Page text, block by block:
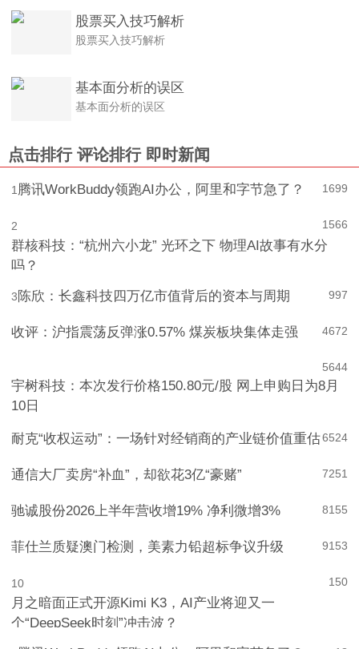
股票买入技巧解析
股票买入技巧解析
基本面分析的误区
基本面分析的误区
点击排行 评论排行 即时新闻
1699
1腾讯WorkBuddy领跑AI办公，阿里和字节急了？
1566
2
群核科技：“杭州六小龙” 光环之下 物理AI故事有水分
吗？
997
3陈欣：长鑫科技四万亿市值背后的资本与周期
672
4
收评：沪指震荡反弹涨0.57% 煤炭板块集体走强
644
5
宇树科技：本次发行价格150.80元/股 网上申购日为8月
10日
524
6
耐克“收权运动”：一场针对经销商的产业链价值重估
251
7
通信大厂卖房“补血”，却欲花3亿“豪赌”
155
8
驰诚股份2026上半年营收增19% 净利微增3%
153
9
菲仕兰质疑澳门检测，美素力铅超标争议升级
150
10
月之暗面正式开源Kimi K3，AI产业将迎又一
个“DeepSeek时刻”冲击波？